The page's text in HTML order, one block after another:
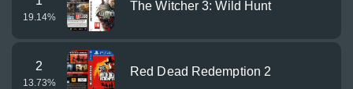
19.14%
The Witcher 3: Wild Hunt
2
13.73%
Red Dead Redemption 2